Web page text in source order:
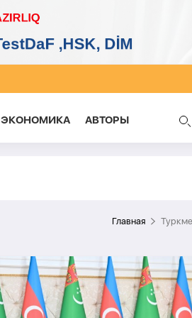
ЭКОНОМИКА AВТОРЫ
Главная